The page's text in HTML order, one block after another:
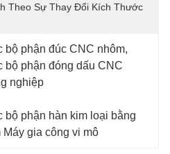
Theo Sự Thay Đổi Kích Thước
bộ phận đúc CNC nhôm,
bộ phận đóng dấu CNC
nghiệp
bộ phận hàn kim loại bằng
Máy gia công vi mô